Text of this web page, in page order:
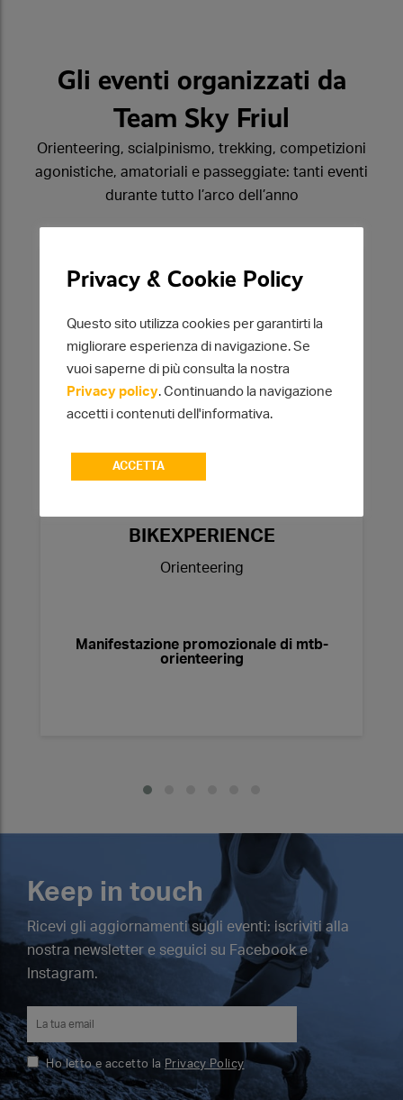
Gli eventi organizzati da
Team Sky Friul
Orienteering, scialpinismo, trekking, competizioni
agonistiche, amatoriali e passeggiate: tanti eventi
durante tutto l’arco dell’anno
BIKEXPERIENCE
Orienteering
Manifestazione promozionale di mtb-
orienteering
Keep in touch
Ricevi gli aggiornamenti sugli eventi: iscriviti alla
nostra newsletter e seguici su Facebook e
Instagram.
Ho letto e accetto la Privacy Policy
Privacy & Cookie Policy
Questo sito utilizza cookies per garantirti la
migliorare esperienza di navigazione. Se
vuoi saperne di più consulta la nostra
Privacy policy. Continuando la navigazione
accetti i contenuti dell'informativa.
ACCETTA